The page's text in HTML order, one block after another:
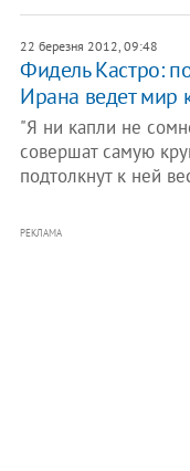
22 березня 2012, 09:48
​Фидель Кастро:
Ирана ведет мир
"Я ни капли не
совершат самую
подтолкнут к ней
РЕКЛАМА